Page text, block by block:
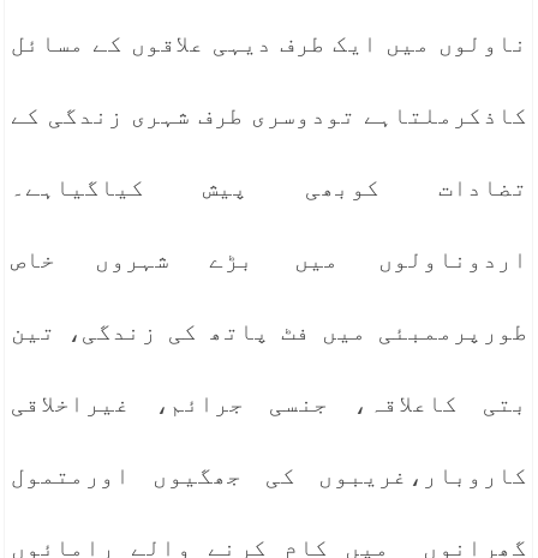
ناولوں میں ایک طرف دیہی علاقوں کے مسائل
کاذکرملتاہے تودوسری طرف شہری زندگی کے
تضادات کوبھی پیش کیاگیاہے۔
اردوناولوں میں بڑے شہروں خاص
طورپرممبئی میں فٹ پاتھ کی زندگی، تین
بتی کاعلاقہ، جنسی جرائم، غیراخلاقی
کاروبار،غریبوں کی جھگیوں اورمتمول
گھرانوں میں کام کرنے والے رامائوں